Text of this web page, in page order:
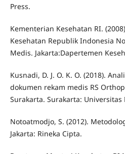
Press.
Kementerian Kesehatan RI.
Kesehatan Republik Indonesia
Medis. Jakarta:Dapertemen
Kusnadi, D. J. O. K. O. (2018).
dokumen rekam medis RS
Surakarta. Surakarta:
Notoatmodjo, S. (2012).
Jakarta: Rineka Cipta.